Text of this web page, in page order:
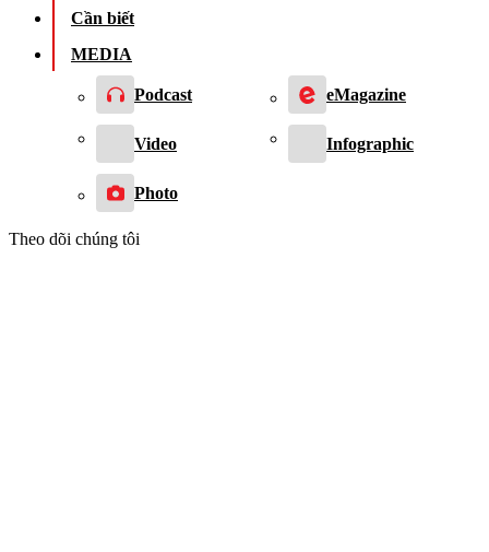
Cần biết
MEDIA
Podcast eMagazine
Video Infographic
Photo
Theo dõi chúng tôi